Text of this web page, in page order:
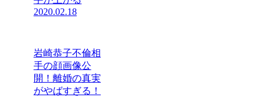
2020.02.18
岩崎恭子不倫相
手の顔画像公
開！離婚の真実
がやばすぎる！